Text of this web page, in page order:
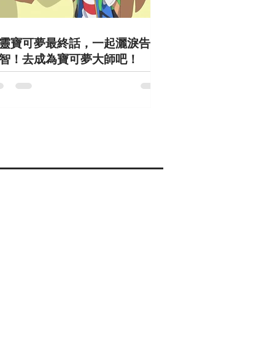
寶可夢最終話，一起灑淚告別
！去成為寶可夢大師吧！